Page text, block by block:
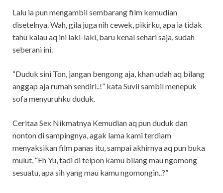
Lalu ia pun mengambil sembarang film kemudian
disetelnya. Wah, gila juga nih cewek, pikirku, apa ia tidak
tahu kalau aq ini laki-laki, baru kenal sehari saja, sudah
seberani ini.
“Duduk sini Ton, jangan bengong aja, khan udah aq bilang
anggap aja rumah sendiri..!” kata Suvii sambil menepuk
sofa menyuruhku duduk.
Ceritaa Sex Nikmatnya Kemudian aq pun duduk dan
nonton di sampingnya, agak lama kami terdiam
menyaksikan film panas itu, sampai akhirnya aq pun buka
mulut, “Eh Yu, tadi di telpon kamu bilang mau ngomong
sesuatu, apa sih yang mau kamu ngomongin..?”